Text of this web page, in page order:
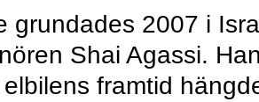
grundades 2007 i
Shai Agassi.
framtid